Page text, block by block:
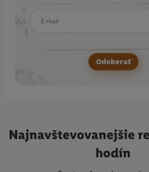
Odoberať
Najnavštevovanejšie
hodín